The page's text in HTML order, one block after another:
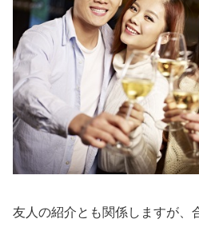
友人の紹介とも関係しますが、